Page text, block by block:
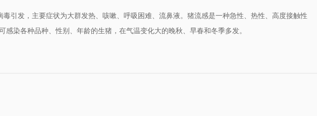
引发，主要症状为大群发热、咳嗽、呼吸困难、流鼻液。猪流感是一种急性、热性、高度接触性
感染各种品种、性别、年龄的生猪，在气温变化大的晚秋、早春和冬季多发。